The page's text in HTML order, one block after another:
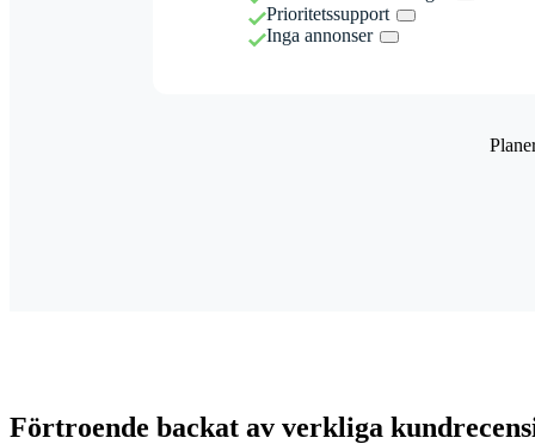
Prioritetssupport
Inga annonser
Förtroende backat av verkliga